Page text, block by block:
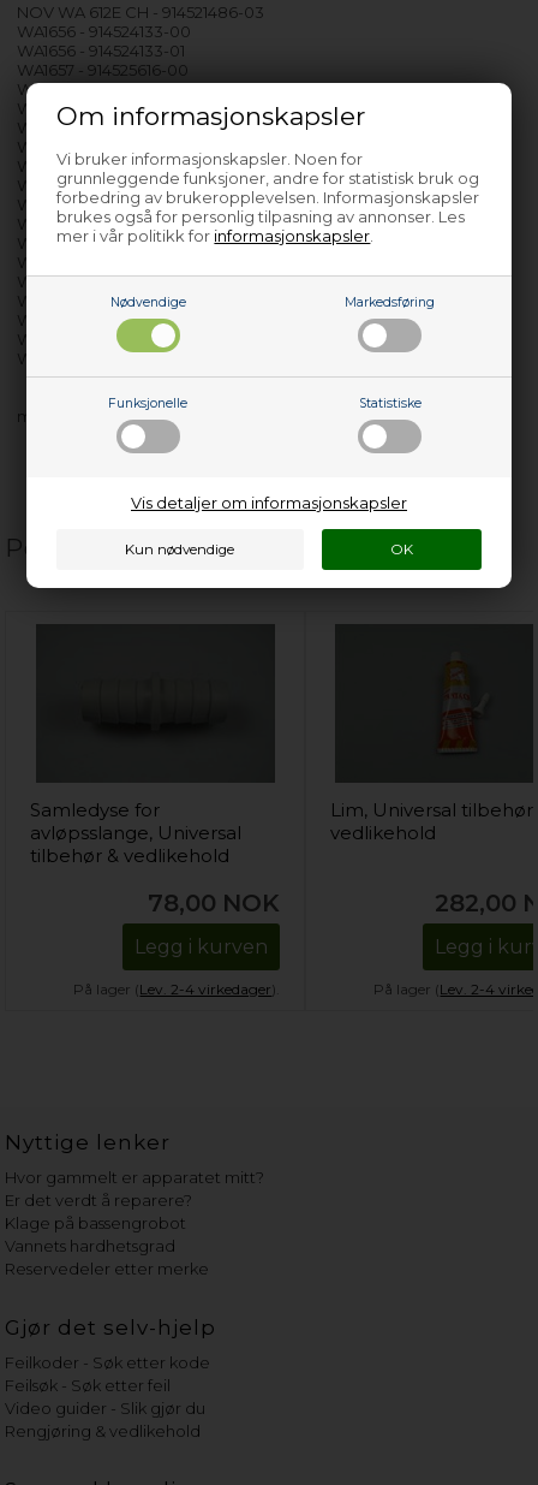
Om informasjonskapsler
Vi bruker informasjonskapsler. Noen for
grunnleggende funksjoner, andre for statistisk bruk og
forbedring av brukeropplevelsen. Informasjonskapsler
brukes også for personlig tilpasning av annonser. Les
mer i vår politikk for informasjonskapsler
Nødvendige Markedsføring
Funksjonelle Statistiske
Vis detaljer om informasjonskapsler
NOV WA 612E CH - 914521486-03
WA1656 - 914524133-00
WA1656 - 914524133-01
WA1657 - 914525616-00
WA1657 - 914525616-01
WA1657 - 914525616-02
WA1658 - 914526628-00
WA1658 - 914526678-00
WA610E - 914521485-00
WA610E - 914521485-01
WA610E - 914521485-02
WA610E - 914521485-03
WA612E - 914521486-00
WA612E - 914521486-01
WA612E - 914521486-02
WA712E - 914522457-00
WA712E - 914522457-01
WA720E - 914522862-00
WA720E - 914522862-01
med flere…
Populære relaterte produkter
Samledyse for
avløpsslange, Universal
tilbehør & vedlikehold
78,00 NOK
Legg i kurven
På lager (Lev. 2-4 virkedager).
Lim, Universal tilbehør
vedlikehold
282,00
Legg i
På lager (Lev. 2-4
Nyttige lenker
Hvor gammelt er apparatet mitt?
Er det verdt å reparere?
Klage på bassengrobot
Vannets hardhetsgrad
Reservedeler etter merke
Gjør det selv-hjelp
Feilkoder - Søk etter kode
Feilsøk - Søk etter feil
Video guider - Slik gjør du
Rengjøring & vedlikehold